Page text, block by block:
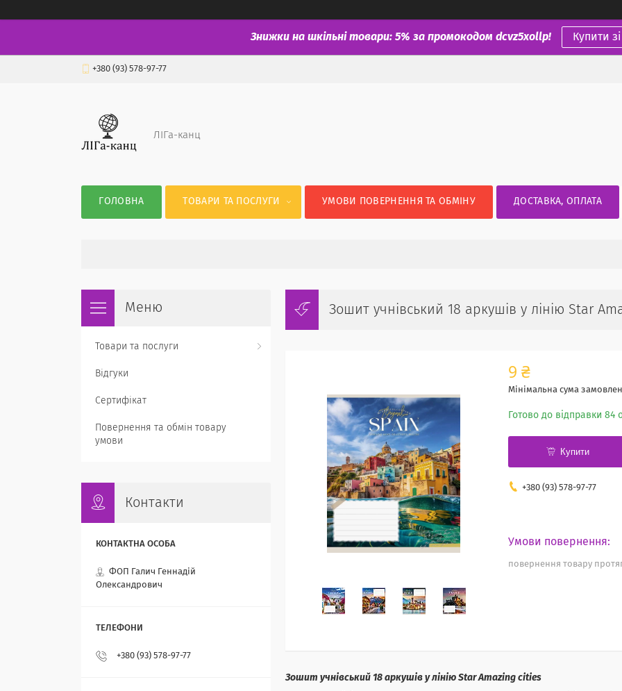
Знижки на шкільні товари: 5% за промокодом dcvz5xollp! Купити
+380 (93) 578-97-77
ЛІГа-канц
ГОЛОВНА ТОВАРИ ТА ПОСЛУГИ УМОВИ ПОВЕРНЕННЯ ТА ОБМІНУ ДОСТАВКА, ОПЛАТА
Зошит учнівський 18 аркушів у лінію Star
9 ₴
Мінімальна сума
Готово до відправки 84
Купити
+380 (93) 578-97-77
повернення товару
Зошит учнівський 18 аркушів у лінію Star Amazing cities
Товари та послуги
Відгуки
Сертифікат
Повернення та обмін товару
умови
Контакти
ФОП Галич Геннадій
Олександрович
+380 (93) 578-97-77